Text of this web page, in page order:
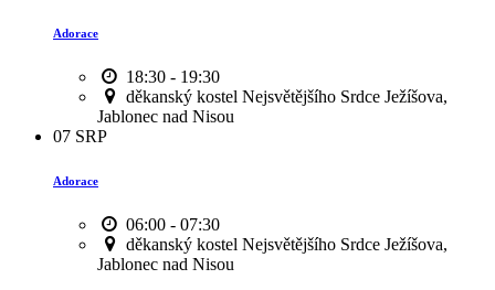
Adorace
18:30 - 19:30
děkanský kostel Nejsvětějšího Srdce Ježíšova,
Jablonec nad Nisou
07 SRP
Adorace
06:00 - 07:30
děkanský kostel Nejsvětějšího Srdce Ježíšova,
Jablonec nad Nisou